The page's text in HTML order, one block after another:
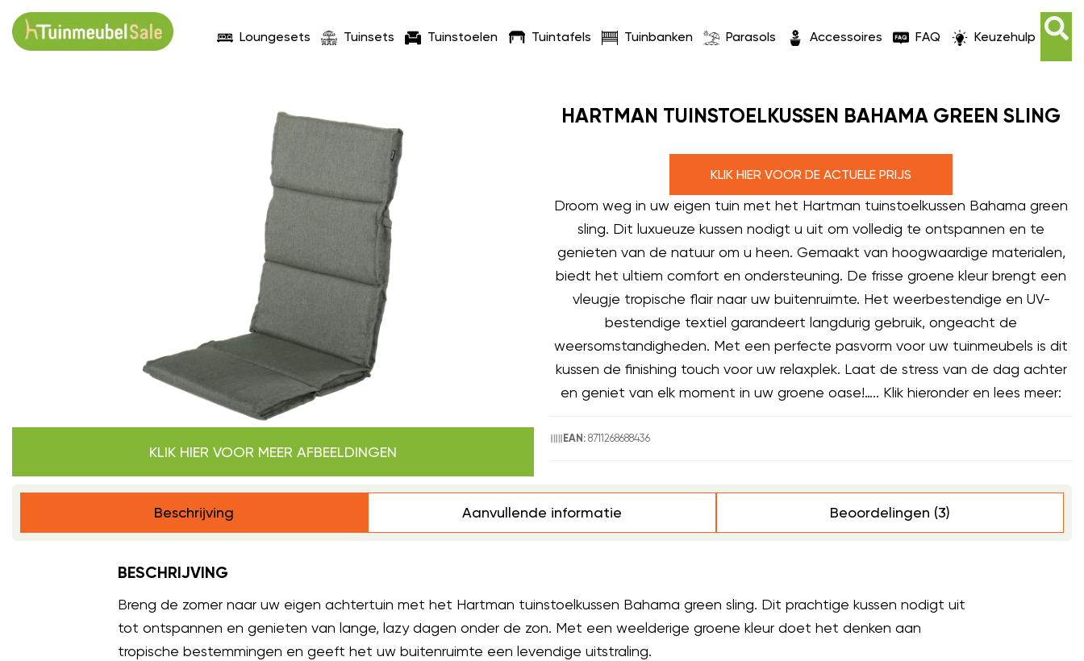
Loungesets Tuinsets Tuinstoelen Tuintafels Tuinbanken Parasols Accessoires FAQ Keuzehulp
KLIK HIER VOOR MEER AFBEELDINGEN
HARTMAN TUINSTOELKUSSEN BAHAMA GREEN SLING
KLIK HIER VOOR DE ACTUELE PRIJS
Droom weg in uw eigen tuin met het Hartman tuinstoelkussen Bahama green
sling. Dit luxueuze kussen nodigt u uit om volledig te ontspannen en te
genieten van de natuur om u heen. Gemaakt van hoogwaardige materialen,
biedt het ultiem comfort en ondersteuning. De frisse groene kleur brengt een
vleugje tropische flair naar uw buitenruimte. Het weerbestendige en UV-
bestendige textiel garandeert langdurig gebruik, ongeacht de
weersomstandigheden. Met een perfecte pasvorm voor uw tuinmeubels is dit
kussen de finishing touch voor uw relaxplek. Laat de stress van de dag achter
en geniet van elk moment in uw groene oase!….. Klik hieronder en lees meer:
EAN: 8711268688436
Beschrijving Aanvullende informatie Beoordelingen (3)
BESCHRIJVING
Breng de zomer naar uw eigen achtertuin met het Hartman tuinstoelkussen Bahama green sling. Dit prachtige kussen nodigt uit
tot ontspannen en genieten van lange, lazy dagen onder de zon. Met een weelderige groene kleur doet het denken aan
tropische bestemmingen en geeft het uw buitenruimte een levendige uitstraling.